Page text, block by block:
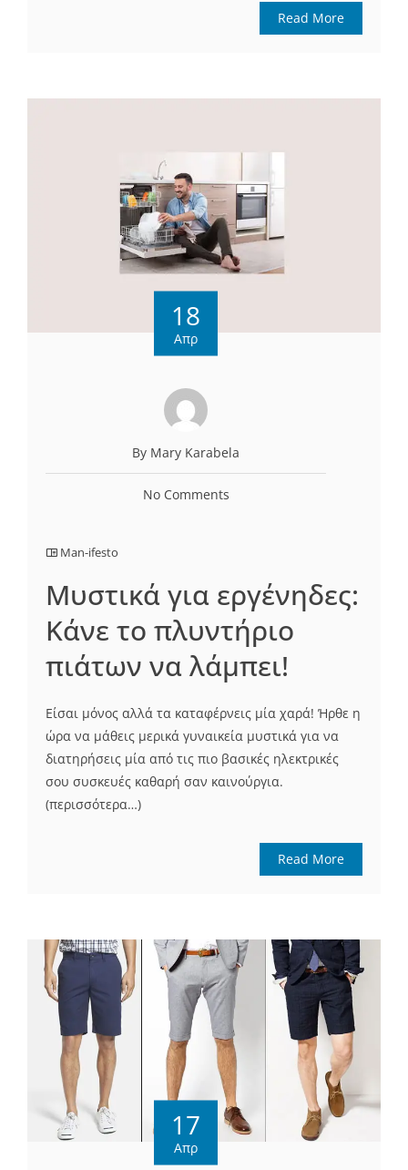
Read More
18
Απρ
By Mary Karabela
No Comments
Man-ifesto
Μυστικά για εργένηδες:
Κάνε το πλυντήριο
πιάτων να λάμπει!
Είσαι μόνος αλλά τα καταφέρνεις μία χαρά! Ήρθε η
ώρα να μάθεις μερικά γυναικεία μυστικά για να
διατηρήσεις μία από τις πιο βασικές ηλεκτρικές
σου συσκευές καθαρή σαν καινούργια.
(περισσότερα…)
Read More
17
Απρ